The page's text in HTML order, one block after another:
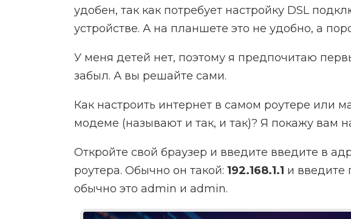
удобен, так как потребует настройку DSL
устройстве. А на планшете это не удобно, а
У меня детей нет, поэтому я предпочитаю
забыл. А вы решайте сами.
Как настроить интернет в самом роутере или
модеме (называют и так, и так)? Я покажу вам
Откройте свой браузер и введите введите в
роутера. Обычно он такой: 192.168.1.1 и введите
обычно это admin и admin.